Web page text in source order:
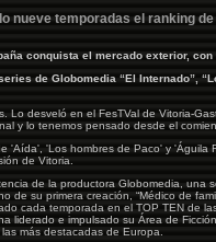
nueve temporadas el ranking
conquista el mercado exterior, con
de Globomedia “El Internado”,
Lo desveló en el FesTVal de Vitoria-
y lo tenemos pensado desde el
'Aída', 'Los hombres de Paco' y 'Águila
de Vitoria.
de la productora Globomedia, una
de su primera creación, “Médico de
cada temporada en el TOP TEN de
liderado e impulsado su Área de
más destacadas de Europa.